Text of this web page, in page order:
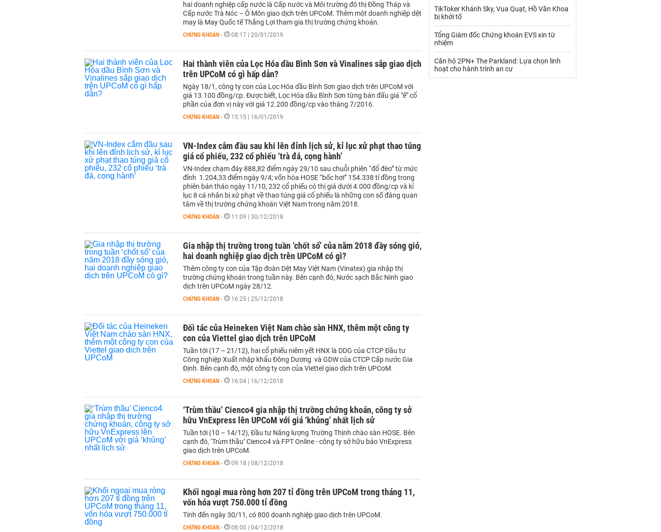
hai doanh nghiệp cấp nước là Cấp nước và Môi trường đô thị Đồng Tháp và
Cấp nước Trà Nóc – Ô Môn giao dịch trên UPCoM. Thêm một doanh nghiệp dệt
may là May Quốc tế Thắng Lợi tham gia thị trường chứng khoán.
CHỨNG KHOÁN - 08:17 | 20/01/2019
Hai thành viên của Lọc Hóa dầu Bình Sơn và Vinalines sắp giao dịch
trên UPCoM có gì hấp dẫn?
Ngày 18/1, công ty con của Lọc Hóa dầu Bình Sơn giao dịch trên UPCoM với
giá 13.100 đồng/cp. Được biết, Lọc Hóa dầu Bình Sơn từng bán đấu giá "ế" cổ
phần của đơn vị này với giá 12.200 đồng/cp vào tháng 7/2016.
CHỨNG KHOÁN - 15:15 | 16/01/2019
VN-Index cắm đầu sau khi lên đỉnh lịch sử, kỉ lục xử phạt thao túng
giá cổ phiếu, 232 cổ phiếu ‘trà đá, cọng hành’
VN-Index chạm đáy 888,82 điểm ngày 29/10 sau chuỗi phiên “đổ đèo” từ mức
đỉnh 1.204,33 điểm ngày 9/4; vốn hóa HOSE “bốc hơi” 154.338 tỉ đồng trong
phiên bán tháo ngày 11/10, 232 cổ phiếu có thị giá dưới 4.000 đồng/cp và kỉ
lục 8 cá nhân bị xử phạt về thao túng giá cổ phiếu là những con số đáng quan
tâm về thị trường chứng khoán Việt Nam trong năm 2018.
CHỨNG KHOÁN - 11:09 | 30/12/2018
Gia nhập thị trường trong tuần ‘chốt sổ’ của năm 2018 đầy sóng gió,
hai doanh nghiệp giao dịch trên UPCoM có gì?
Thêm công ty con của Tập đoàn Dệt May Việt Nam (Vinatex) gia nhập thị
trường chứng khoán trong tuần này. Bên cạnh đó, Nước sạch Bắc Ninh giao
dịch trên UPCoM ngày 28/12.
CHỨNG KHOÁN - 16:25 | 25/12/2018
Đối tác của Heineken Việt Nam chào sàn HNX, thêm một công ty
con của Viettel giao dịch trên UPCoM
Tuần tới (17 – 21/12), hai cổ phiếu niêm yết HNX là DDG của CTCP Đầu tư
Công nghiệp Xuất nhập khẩu Đông Dương và GDW của CTCP Cấp nước Gia
Định. Bên cạnh đó, một công ty con của Viettel giao dịch trên UPCoM.
CHỨNG KHOÁN - 16:04 | 16/12/2018
‘Trùm thầu’ Cienco4 gia nhập thị trường chứng khoán, công ty sở
hữu VnExpress lên UPCoM với giá ‘khủng’ nhất lịch sử
Tuần tới (10 – 14/12), Đầu tư Năng lượng Trường Thịnh chào sàn HOSE. Bên
cạnh đó, ‘Trùm thầu’ Cienco4 và FPT Online - công ty sở hữu báo VnExpress
giao dịch trên UPCoM.
CHỨNG KHOÁN - 09:18 | 08/12/2018
Khối ngoại mua ròng hơn 207 tỉ đồng trên UPCoM trong tháng 11,
vốn hóa vượt 750.000 tỉ đồng
Tính đến ngày 30/11, có 800 doanh nghiệp giao dịch trên UPCoM.
CHỨNG KHOÁN - 08:00 | 04/12/2018
Vàng
VLXD khác Xăng dầu
Xi măng - Clynker
TikToker Khánh Sky, Vua Quạt, Hồ Văn Khoa
bị khởi tố
Tổng Giám đốc Chứng khoán EVS xin từ
nhiệm
Căn hộ 2PN+ The Parkland: Lựa chọn linh
hoạt cho hành trình an cư